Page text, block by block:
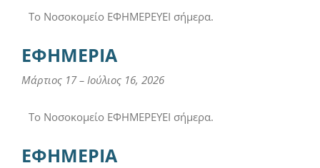
Το Νοσοκομείο ΕΦΗΜΕΡΕΥΕΙ σήμερα.
ΕΦΗΜΕΡΙΑ
Μάρτιος 17– Ιούλιος 16, 2026
Το Νοσοκομείο ΕΦΗΜΕΡΕΥΕΙ σήμερα.
ΕΦΗΜΕΡΙΑ